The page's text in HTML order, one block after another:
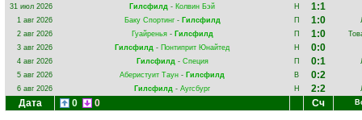
31 июл 2026
Гилсфилд - Колвин Бэй Н 1:1
1 авг 2026 Баку Спортинг- Гилсфилд П 1:0
2 авг 2026
Гуайренья- Гилсфилд П 1:0
3 авг 2026
Гилсфилд - Понтиприт Юнайтед Н 0:0
4 авг 2026 Гилсфилд- Специя П 0:1
5 авг 2026
Аберистуит Таун - Гилсфилд В 0:2
6 авг 2026 Гилсфилд - Аугсбург Н 2:2
Дата 0 0 Сч